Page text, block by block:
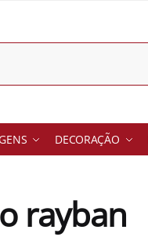
DECORAÇÃO
rayban